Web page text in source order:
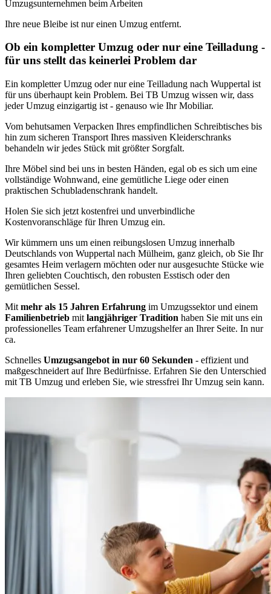
Umzugsunternehmen beim Arbeiten
Ihre neue Bleibe ist nur einen Umzug entfernt.
Ob ein kompletter Umzug oder nur eine Teilladung -
für uns stellt das keinerlei Problem dar
Ein kompletter Umzug oder nur eine Teilladung nach Wuppertal ist
für uns überhaupt kein Problem. Bei TB Umzug wissen wir, dass
jeder Umzug einzigartig ist - genauso wie Ihr Mobiliar.
Vom behutsamen Verpacken Ihres empfindlichen Schreibtisches bis
hin zum sicheren Transport Ihres massiven Kleiderschranks
behandeln wir jedes Stück mit größter Sorgfalt.
Ihre Möbel sind bei uns in besten Händen, egal ob es sich um eine
vollständige Wohnwand, eine gemütliche Liege oder einen
praktischen Schubladenschrank handelt.
Holen Sie sich jetzt kostenfrei und unverbindliche
Kostenvoranschläge für Ihren Umzug ein.
Wir kümmern uns um einen reibungslosen Umzug innerhalb
Deutschlands von Wuppertal nach Mülheim, ganz gleich, ob Sie Ihr
gesamtes Heim verlagern möchten oder nur ausgesuchte Stücke wie
Ihren geliebten Couchtisch, den robusten Esstisch oder den
gemütlichen Sessel.
Mit mehr als 15 Jahren Erfahrung im Umzugssektor und einem
Familienbetrieb mit langjähriger Tradition haben Sie mit uns ein
professionelles Team erfahrener Umzugshelfer an Ihrer Seite. In nur
ca.
Schnelles Umzugsangebot in nur 60 Sekunden - effizient und
maßgeschneidert auf Ihre Bedürfnisse. Erfahren Sie den Unterschied
mit TB Umzug und erleben Sie, wie stressfrei Ihr Umzug sein kann.